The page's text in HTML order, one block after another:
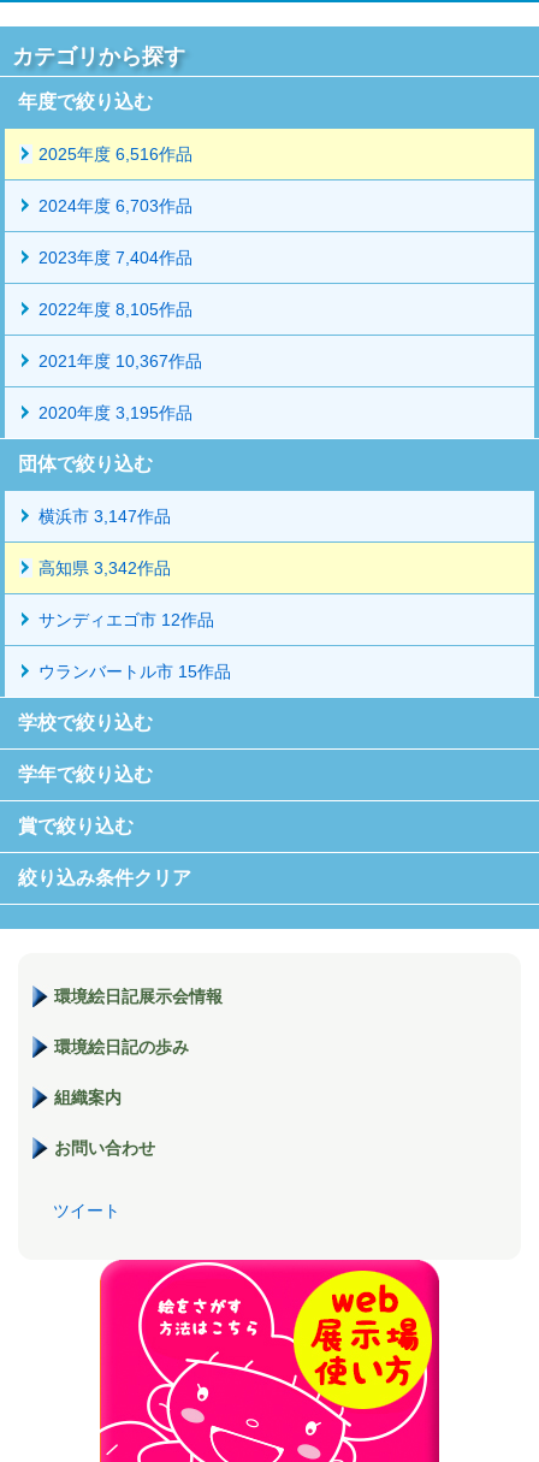
カテゴリから探す
年度で絞り込む
2025年度 6,516作品
2024年度 6,703作品
2023年度 7,404作品
2022年度 8,105作品
2021年度 10,367作品
2020年度 3,195作品
団体で絞り込む
横浜市 3,147作品
高知県 3,342作品
サンディエゴ市 12作品
ウランバートル市 15作品
学校で絞り込む
学年で絞り込む
賞で絞り込む
絞り込み条件クリア
環境絵日記展示会情報
環境絵日記の歩み
組織案内
お問い合わせ
ツイート